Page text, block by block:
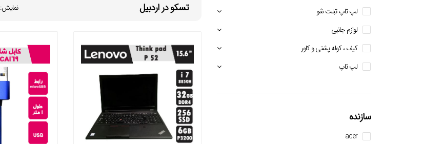
تسکو در اردبیل نمایش:
لپ تاپ تبلت شو
لوازم جانبی
کیف ، کوله پشتی و کاور
لپ تاپ
سازنده
acer